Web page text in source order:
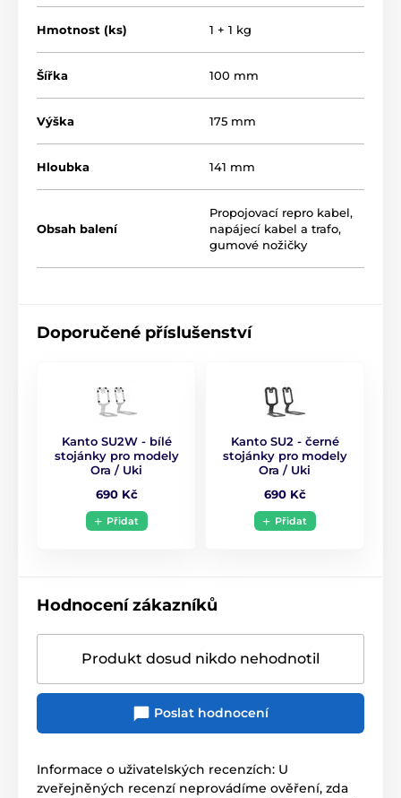
Hmotnost (ks) 1 + 1 kg
Šířka 100 mm
Výška 175 mm
Hloubka 141 mm
Obsah balení
Propojovací repro kabel,
napájecí kabel a trafo,
gumové nožičky
Doporučené příslušenství
Kanto SU2W - bílé
stojánky pro modely
Ora / Uki
690 Kč
Přidat
Kanto SU2 - černé
stojánky pro modely
Ora / Uki
690 Kč
Přidat
Hodnocení zákazníků
Produkt dosud nikdo nehodnotil
Poslat hodnocení
Informace o uživatelských recenzích: U
zveřejněných recenzí neprovádíme ověření, zda